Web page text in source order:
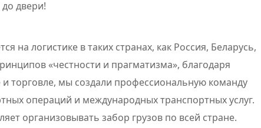
двери!
на логистике в таких странах, как Россия, Беларусь,
«честности и прагматизма», благодаря
торговле, мы создали профессиональную команду
операций и международных транспортных услуг.
организовывать забор грузов по всей стране.